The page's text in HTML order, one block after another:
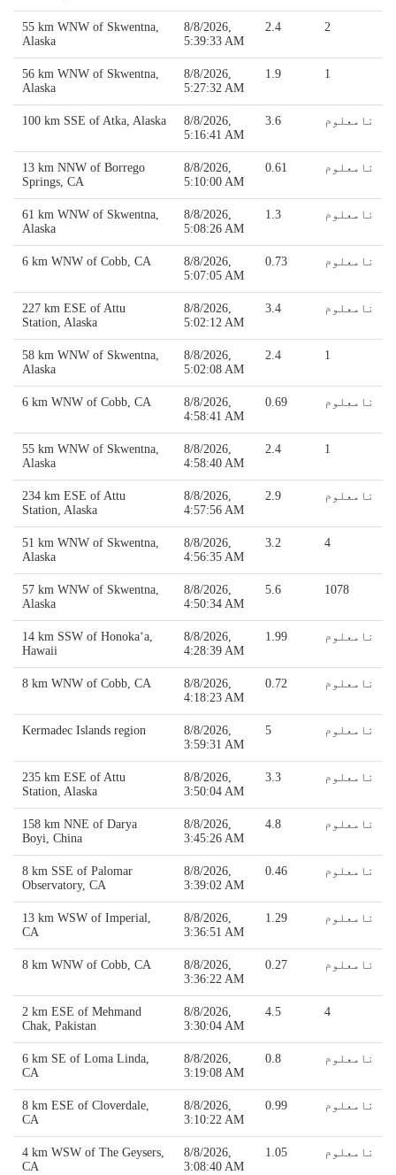
55 km WNW of Skwentna,
Alaska
8/8/2026,
5:39:33 AM
2.4 2
56 km WNW of Skwentna,
Alaska
8/8/2026,
5:27:32 AM
1.9 1
100 km SSE of Atka, Alaska
8/8/2026,
5:16:41 AM
3.6 نامعلوم
13 km NNW of Borrego
Springs, CA
8/8/2026,
5:10:00 AM
0.61 نامعلوم
61 km WNW of Skwentna,
Alaska
8/8/2026,
5:08:26 AM
1.3 نامعلوم
6 km WNW of Cobb, CA
8/8/2026,
5:07:05 AM
0.73 نامعلوم
227 km ESE of Attu
Station, Alaska
8/8/2026,
5:02:12 AM
3.4 نامعلوم
58 km WNW of Skwentna,
Alaska
8/8/2026,
5:02:08 AM
2.4 1
6 km WNW of Cobb, CA
8/8/2026,
4:58:41 AM
0.69 نامعلوم
55 km WNW of Skwentna,
Alaska
8/8/2026,
4:58:40 AM
2.4 1
234 km ESE of Attu
Station, Alaska
8/8/2026,
4:57:56 AM
2.9 نامعلوم
51 km WNW of Skwentna,
Alaska
8/8/2026,
4:56:35 AM
3.2 4
57 km WNW of Skwentna,
Alaska
8/8/2026,
4:50:34 AM
5.6 1078
14 km SSW of Honoka‘a,
Hawaii
8/8/2026,
4:28:39 AM
1.99 نامعلوم
8 km WNW of Cobb, CA
8/8/2026,
4:18:23 AM
0.72 نامعلوم
Kermadec Islands region
8/8/2026,
3:59:31 AM
5 نامعلوم
235 km ESE of Attu
Station, Alaska
8/8/2026,
3:50:04 AM
3.3 نامعلوم
158 km NNE of Darya
Boyi, China
8/8/2026,
3:45:26 AM
4.8 نامعلوم
8 km SSE of Palomar
Observatory, CA
8/8/2026,
3:39:02 AM
0.46 نامعلوم
13 km WSW of Imperial,
CA
8/8/2026,
3:36:51 AM
1.29 نامعلوم
8 km WNW of Cobb, CA
8/8/2026,
3:36:22 AM
0.27 نامعلوم
2 km ESE of Mehmand
Chak, Pakistan
8/8/2026,
3:30:04 AM
4.5 4
6 km SE of Loma Linda,
CA
8/8/2026,
3:19:08 AM
0.8 نامعلوم
8 km ESE of Cloverdale,
CA
8/8/2026,
3:10:22 AM
0.99 نامعلوم
4 km WSW of The Geysers,
CA
8/8/2026,
3:08:40 AM
1.05 نامعلوم